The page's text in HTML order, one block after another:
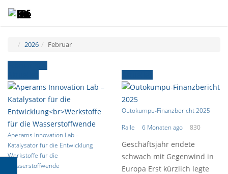
2026 Februar
Aperams Innovation Lab –
Katalysator für die Entwicklung
Werkstoffe für die
Wasserstoffwende
Outokumpu-Finanzbericht 2025
Ralle
6 Monaten ago 830
Geschäftsjahr endete
schwach mit Gegenwind in
Europa Erst kürzlich legte